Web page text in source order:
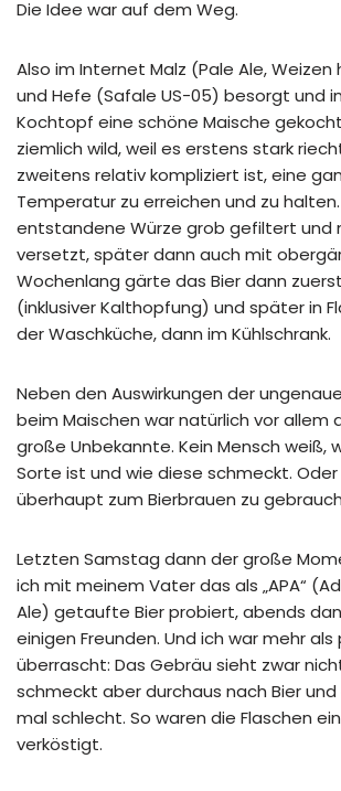
Die Idee war auf dem Weg.
Also im Internet Malz (Pale Ale, Weizen
und Hefe (Safale US-05) besorgt und
Kochtopf eine schöne Maische
ziemlich wild, weil es erstens stark
zweitens relativ kompliziert ist, eine
Temperatur zu erreichen und zu halten.
entstandene Würze grob gefiltert und
versetzt, später dann auch mit
Wochenlang gärte das Bier dann
(inklusiver Kalthopfung) und später in
der Waschküche, dann im Kühlschrank.
Neben den Auswirkungen der
beim Maischen war natürlich vor allem
große Unbekannte. Kein Mensch weiß,
Sorte ist und wie diese schmeckt.
überhaupt zum Bierbrauen zu
Letzten Samstag dann der große
ich mit meinem Vater das als „APA“
Ale) getaufte Bier probiert, abends
einigen Freunden. Und ich war mehr als
überrascht: Das Gebräu sieht zwar
schmeckt aber durchaus nach Bier
mal schlecht. So waren die Flaschen
verköstigt.